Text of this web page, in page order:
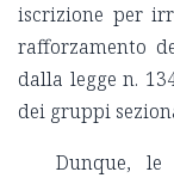
iscrizione per
rafforzamento
dalla legge n.
dei gruppi
Dunque, le